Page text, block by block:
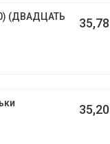
(ДВАДЦАТЬ
35,78
35,20